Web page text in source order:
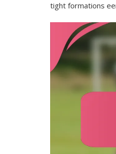
tight formations